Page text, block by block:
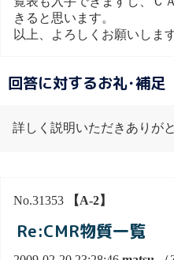
きると思います。
以上、よろしくお願いします
回答に対するお礼･補足
詳しく説明いただきありが
No.31353 【A-2】
Re:CMR物質一